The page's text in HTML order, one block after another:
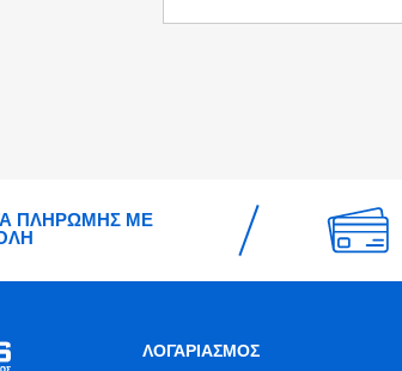
ΠΛΗΡΩΜΗΣ ΜΕ
ΛΟΓΑΡΙΑΣΜΟΣ